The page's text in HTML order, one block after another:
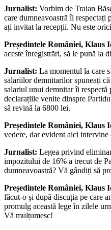
Jurnalist: Vorbim de Traian
care dumneavoastră îl
ați invitat la recepții. Nu este
Președintele României, Klaus
aceste înregistrări, să le pună la
Jurnalist: La momentul la care
salariilor demnitarilor spuneați
salariul unui demnitar îi
declarațiile venite dinspre
să revină la 6800 lei.
Președintele României, Klaus
vedere, dar evident aici
Jurnalist: Legea privind
impozitului de 16% a trecut de
dumneavoastră? Vă gândiți să
Președintele României, Klaus
făcut-o și după discuția pe care
promulg această lege în zilele
Vă mulțumesc!